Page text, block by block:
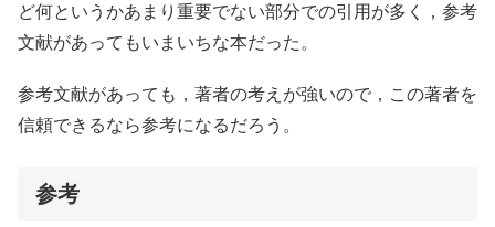
ど何というかあまり重要でない部分での引用が多く，参考
文献があってもいまいちな本だった。
参考文献があっても，著者の考えが強いので，この著者を
信頼できるなら参考になるだろう。
参考